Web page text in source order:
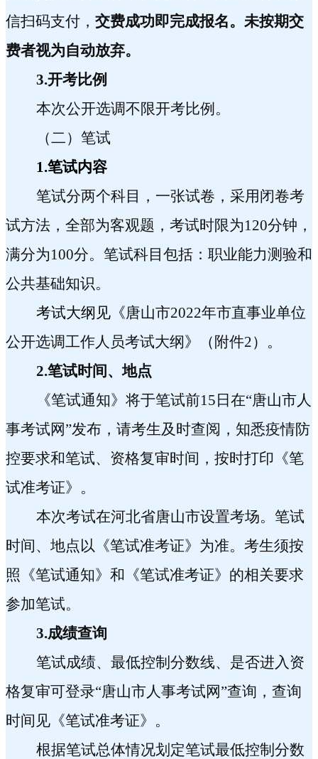
信扫码支付， 交费成功即完成报名。 未按期交
费者视为自动放弃。
3.开考比例
本次公开选调不限开考比例。
（二）笔试
1.笔试内容
笔试分两个科目，一张试卷，采用闭卷考
试方法，全部为客观题，考试时限为120分钟，
满分为100分。笔试科目包括：职业能力测验和
公共基础知识。
考试大纲见《唐山市2022年市直事业单位
公开选调工作人员考试大纲》（ 附件2）。
2.笔试时间、地点
《笔试通知》将于笔试前15 日在“唐山市人
事考试网”发布，请考生及时查阅，知悉疫情防
控要求和笔试、资格复审时间，按时打印《笔
试准考证》。
本次考试在河北省唐山市设置考场。笔试
时间、地点以《笔试准考证》为准。考生须按
照《笔试通知》和《笔试准考证》的相关要求
参加笔试。
3.成绩查询
笔试成绩、最低控制分数线、是否进入资
格复审可登录“唐山市人事考试网”查询，查询
时间见《笔试准考证》。
根据笔试总体情况划定笔试最低控制分数